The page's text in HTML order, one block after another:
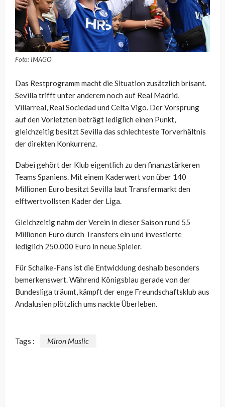
Foto: IMAGO
Das Restprogramm macht die Situation zusätzlich brisant.
Sevilla trifft unter anderem noch auf Real Madrid,
Villarreal, Real Sociedad und Celta Vigo. Der Vorsprung
auf den Vorletzten beträgt lediglich einen Punkt,
gleichzeitig besitzt Sevilla das schlechteste Torverhältnis
der direkten Konkurrenz.
Dabei gehört der Klub eigentlich zu den finanzstärkeren
Teams Spaniens. Mit einem Kaderwert von über 140
Millionen Euro besitzt Sevilla laut Transfermarkt den
elftwertvollsten Kader der Liga.
Gleichzeitig nahm der Verein in dieser Saison rund 55
Millionen Euro durch Transfers ein und investierte
lediglich 250.000 Euro in neue Spieler.
Für Schalke-Fans ist die Entwicklung deshalb besonders
bemerkenswert. Während Königsblau gerade von der
Bundesliga träumt, kämpft der enge Freundschaftsklub aus
Andalusien plötzlich ums nackte Überleben.
Tags : Miron Muslic